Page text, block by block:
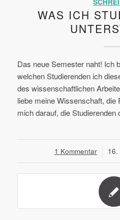
WAS ICH
Das neue Semester naht! Ich
welchen Studierenden ich
des wissenschaftlichen
liebe meine Wissenschaft, die
mich darauf, die
1 Kommentar
/ 16.